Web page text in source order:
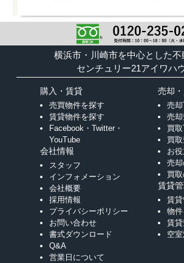
横浜市・川崎市を中心とした不
センチュリー21アイワハ
購入・賃貸
売買物件を探す
賃貸物件を探す
Facebook・Twitter・
YouTube
会社情報
スタッフ
インフォメーション
会社概要
採用情報
プライバシーポリシー
お問い合わせ
書式ダウンロード
Q&A
営業日について
売却
売
売
買
買
お
売
買
賃貸
賃
物
賃
空